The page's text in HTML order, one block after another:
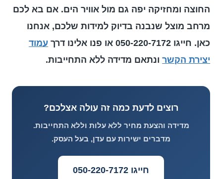
החוצה ומחזיקה יפה גם מול אוויר הים. אם בא לכם
מרחב מוצל שנבנה בדיוק למידות שלכם, אנחנו
כאן. חייגו 050-220-7172 או פנו אלינו דרך
עמוד
יצירת הקשרונתאם מדידה ללא התחייבות.
רוצים לדעת כמה זה עולה אצלכם?
מדידה והצעת מחיר ללא עלות וללא התחייבות.
מדברים ישירות עם עדן, בעל העסק.
חייגו 050-220-7172